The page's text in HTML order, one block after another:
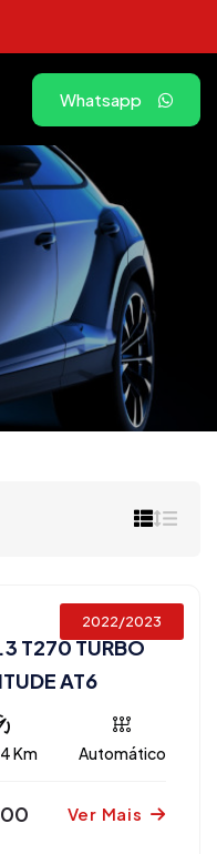
Whatsapp
2022/2023
T270 TURBO
AT6
Km Automático
Ver Mais